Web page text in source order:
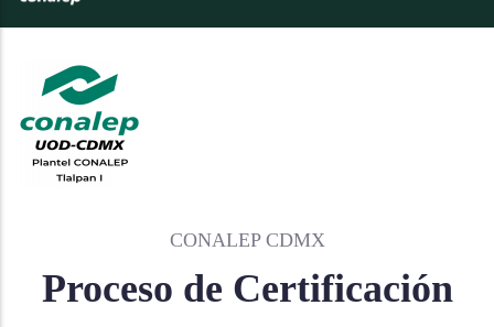
CONALEP CDMX
Proceso de Certificación